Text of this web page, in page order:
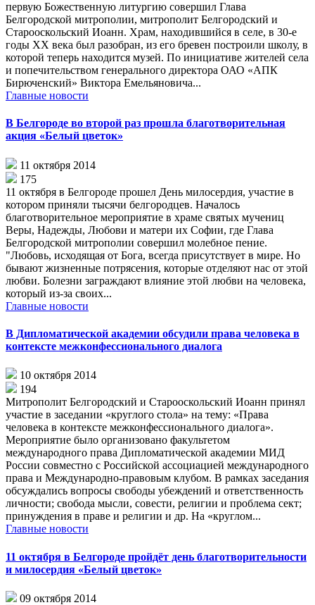
первую Божественную литургию совершил Глава
Белгородской митрополии, митрополит Белгородский и
Старооскольский Иоанн. Храм, находившийся в селе, в 30-е
годы XX века был разобран, из его бревен построили школу, в
которой теперь находится музей. По инициативе жителей села
и попечительством генерального директора ОАО «АПК
Бирюченский» Виктора Емельяновича...
Главные новости
В Белгороде во второй раз прошла благотворительная
акция «Белый цветок»
11 октября 2014
175
11 октября в Белгороде прошел День милосердия, участие в
котором приняли тысячи белгородцев. Началось
благотворительное мероприятие в храме святых мучениц
Веры, Надежды, Любови и матери их Софии, где Глава
Белгородской митрополии совершил молебное пение.
"Любовь, исходящая от Бога, всегда присутствует в мире. Но
бывают жизненные потрясения, которые отделяют нас от этой
любви. Болезни заграждают влияние этой любви на человека,
который из-за своих...
Главные новости
В Дипломатической академии обсудили права человека в
контексте межконфессионального диалога
10 октября 2014
194
Митрополит Белгородский и Старооскольский Иоанн принял
участие в заседании «круглого стола» на тему: «Права
человека в контексте межконфессионального диалога».
Мероприятие было организовано факультетом
международного права Дипломатической академии МИД
России совместно с Российской ассоциацией международного
права и Международно-правовым клубом. В рамках заседания
обсуждались вопросы свободы убеждений и ответственность
личности; свобода мысли, совести, религии и проблема сект;
принуждения в праве и религии и др. На «круглом...
Главные новости
11 октября в Белгороде пройдёт день благотворительности
и милосердия «Белый цветок»
09 октября 2014